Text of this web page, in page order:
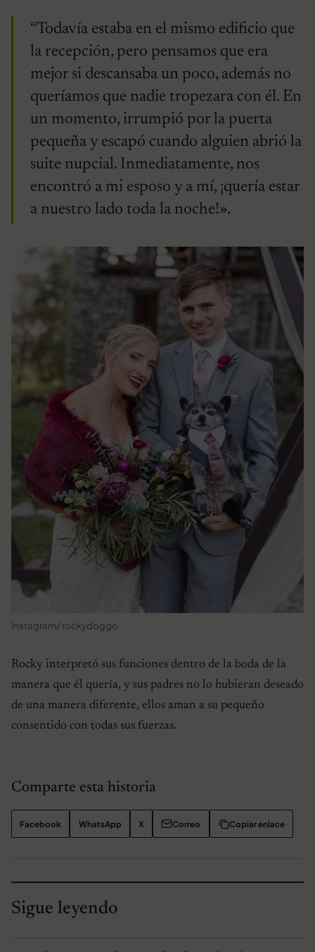
“Todavía estaba en el mismo edificio que
la recepción, pero pensamos que era
mejor si descansaba un poco, además no
queríamos que nadie tropezara con él. En
un momento, irrumpió por la puerta
pequeña y escapó cuando alguien abrió la
suite nupcial. Inmediatamente, nos
encontró a mi esposo y a mí, ¡quería estar
a nuestro lado toda la noche!».
Instagram/ rockydoggo
Rocky interpretó sus funciones dentro de la boda de la
manera que él quería, y sus padres no lo hubieran deseado
de una manera diferente, ellos aman a su pequeño
consentido con todas sus fuerzas.
Comparte esta historia
Facebook WhatsApp X Correo Copiar enlace
Sigue leyendo